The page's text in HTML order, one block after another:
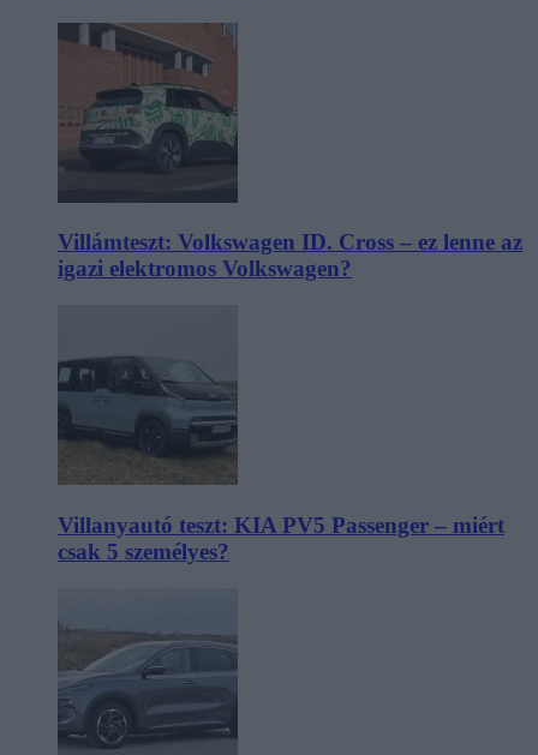
Villámteszt: Volkswagen ID. Cross – ez lenne az
igazi elektromos Volkswagen?
Villanyautó teszt: KIA PV5 Passenger – miért
csak 5 személyes?